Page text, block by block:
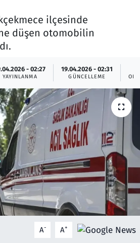
ilçesinde
düşen otomobilin
- 02:27
YAYINLANMA
19.04.2026 - 02:31
GÜNCELLEME
A- A+